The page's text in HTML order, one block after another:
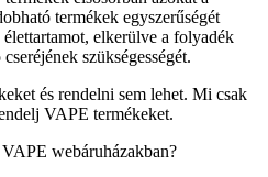
termékek egyszerűségét
elkerülve a folyadék
szükségességét.
és rendelni sem lehet. Mi csak
VAPE termékeket.
webáruházakban?